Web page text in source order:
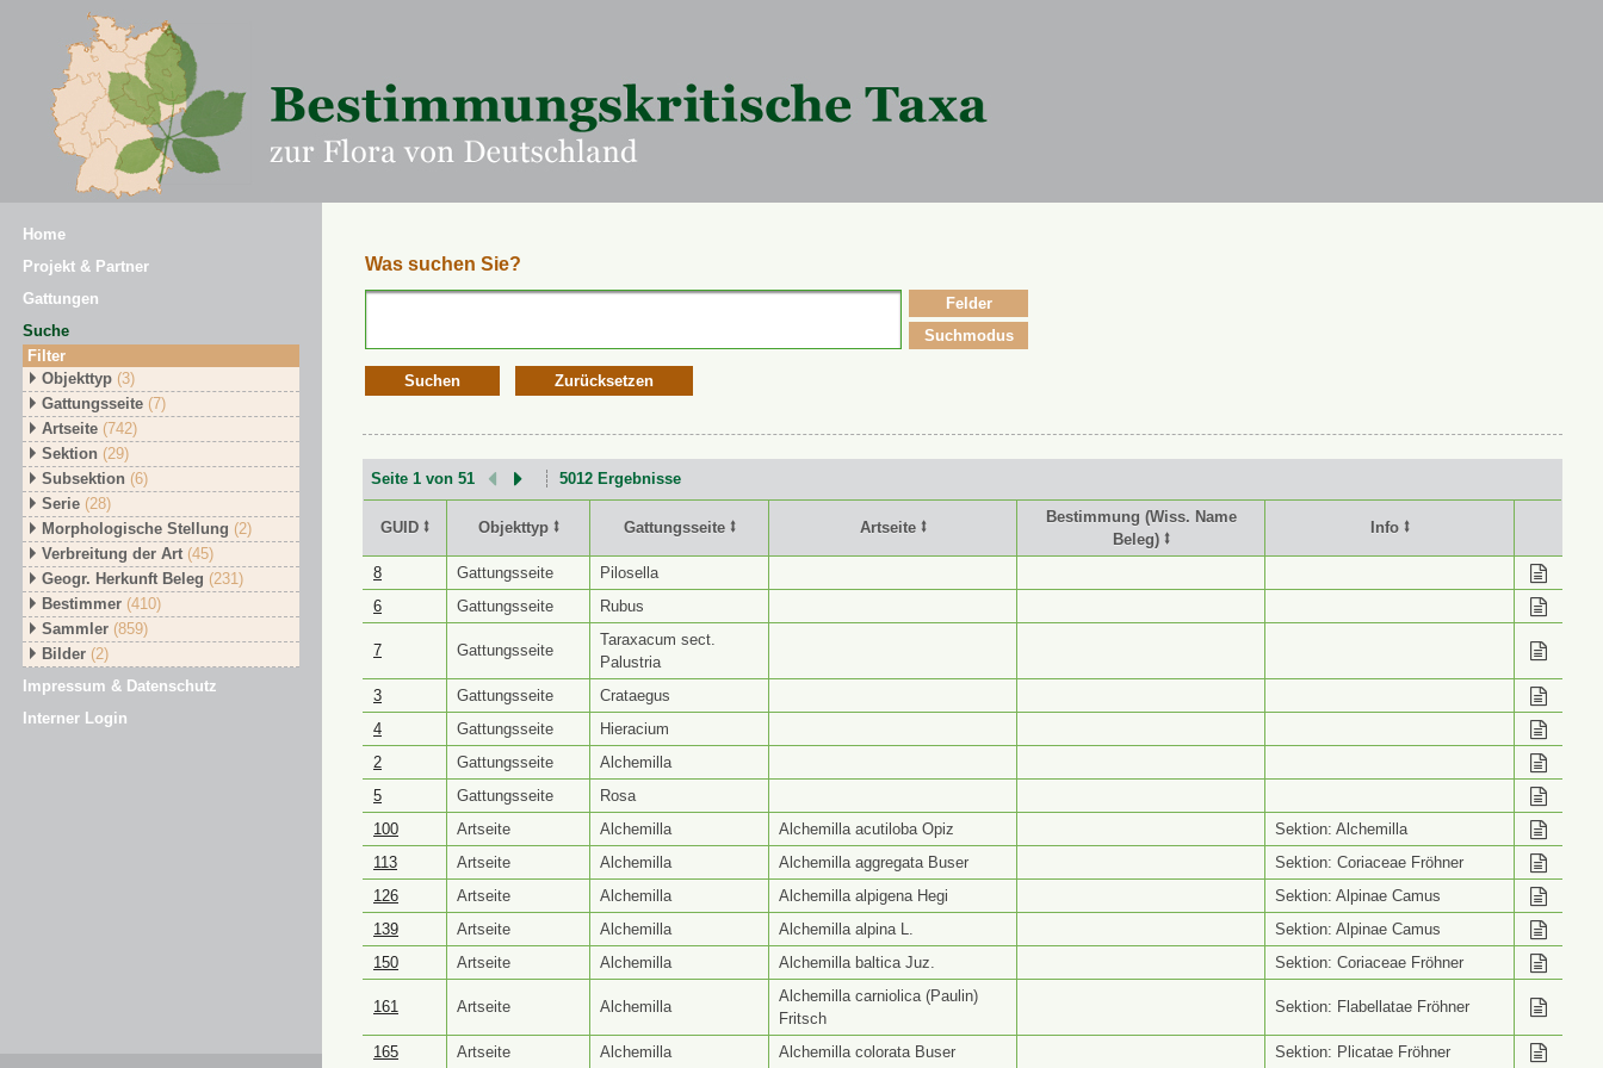
Home
Projekt & Partner
Gattungen
Suche
Filter
Objekttyp (3)
Gattungsseite (7)
Artseite (742)
Sektion (29)
Subsektion (6)
Serie (28)
Morphologische Stellung (2)
Verbreitung der Art (45)
Geogr. Herkunft Beleg (231)
Bestimmer (410)
Sammler (859)
Bilder (2)
Impressum & Datenschutz
Interner Login
Was suchen Sie?
Suchen Zurücksetzen
Felder
Suchmodus
Seite 1 von 51 5012 Ergebnisse
GUID ⭥ Objekttyp ⭥ Gattungsseite ⭥ Artseite ⭥
Bestimmung (Wiss. Name
Beleg) ⭥
Info ⭥
GUID ⭥ Objekttyp ⭥ Gattungsseite ⭥
Beleg) ⭥
8 Gattungsseite
Pilosella
6
Gattungsseite Rubus
7 Gattungsseite
Taraxacum sect.
Palustria
3
Gattungsseite
Crataegus
4
Gattungsseite
Hieracium
2
Gattungsseite
Alchemilla
5
Gattungsseite
Rosa
100
Artseite Alchemilla Alchemilla acutiloba Opiz
Sektion: Alchemilla
113
Artseite Alchemilla Alchemilla aggregata Buser
Sektion: Coriaceae Fröhner
126
Artseite Alchemilla Alchemilla alpigena Hegi
Sektion: Alpinae Camus
139
Artseite Alchemilla Alchemilla alpina L.
Sektion: Alpinae Camus
150
Artseite Alchemilla Alchemilla baltica Juz. Sektion: Coriaceae Fröhner
161 Artseite Alchemilla
Alchemilla carniolica (Paulin)
Fritsch
Sektion: Flabellatae Fröhner
165 Artseite Alchemilla Alchemilla colorata Buser Sektion: Plicatae Fröhner